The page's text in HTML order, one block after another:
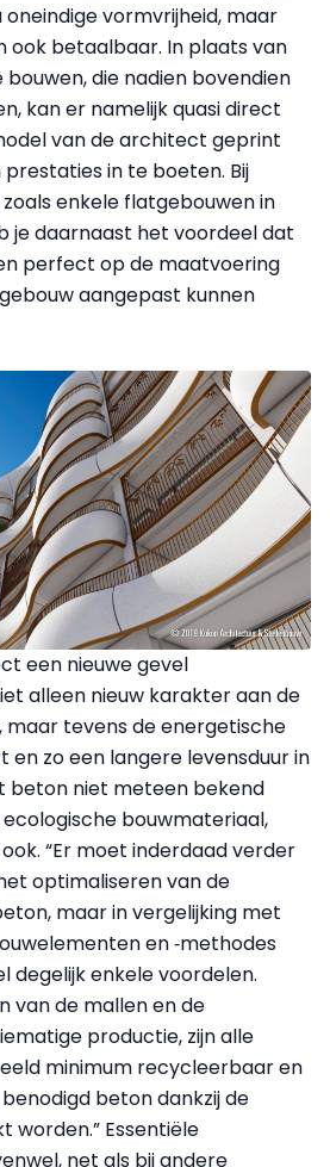
vormvrijheid, maar
ook betaalbaar. In plaats van
die nadien bovendien
kan er namelijk quasi direct
van de architect geprint
in te boeten. Bij
enkele flatgebouwen in
je daarnaast het voordeel dat
perfect op de maatvoering
aangepast kunnen
een nieuwe gevel
alleen nieuw karakter aan de
tevens de energetische
zo een langere levensduur in
beton niet meteen bekend
bouwmateriaal,
“Er moet inderdaad verder
optimaliseren van de
maar in vergelijking met
en ‑methodes
degelijk enkele voordelen.
van de mallen en de
productie, zijn alle
minimum recycleerbaar en
beton dankzij de
worden.” Essentiële
net als bij andere